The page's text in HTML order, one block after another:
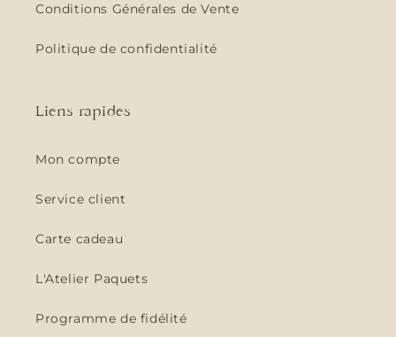
Conditions Générales de Vente
Politique de confidentialité
Liens rapides
Mon compte
Service client
Carte cadeau
L'Atelier Paquets
Programme de fidélité